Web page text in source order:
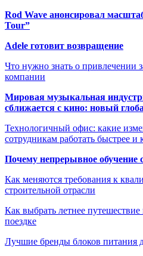
Rod Wave анонсировал
Tour”
Adele готовит возвращение
Что нужно знать о привлечении
компании
Мировая музыкальная
сближается с кино: новый
Технологичный офис: какие
сотрудникам работать быстрее и
Почему непрерывное обучение
Как меняются требования к
строительной отрасли
Как выбрать летнее
поездке
Лучшие бренды блоков питания